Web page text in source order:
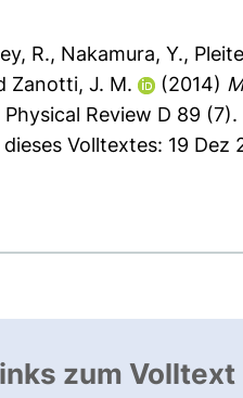
R., Nakamura, Y.,
Zanotti, J. M. (2014)
Physical Review D 89 (7).
Volltextes: 19 Dez
zum Volltext